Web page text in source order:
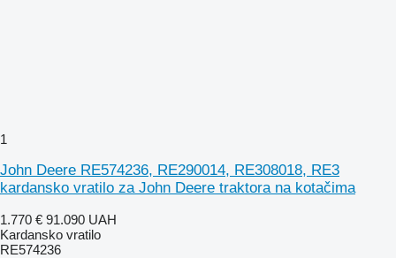
1
John Deere RE574236, RE290014, RE308018, RE3
kardansko vratilo za John Deere traktora na kotačima
1.770 € 91.090 UAH
Kardansko vratilo
RE574236